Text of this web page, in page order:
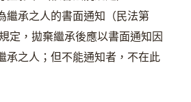
繼承之人的書面通知（民法第
定，拋棄繼承後應以書面通知因
承之人；但不能通知者，不在此